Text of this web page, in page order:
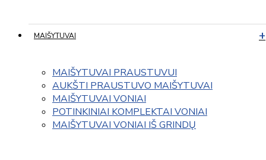
MAIŠYTUVAI
MAIŠYTUVAI PRAUSTUVUI
AUKŠTI PRAUSTUVO MAIŠYTUVAI
MAIŠYTUVAI VONIAI
POTINKINIAI KOMPLEKTAI VONIAI
MAIŠYTUVAI VONIAI IŠ GRINDŲ